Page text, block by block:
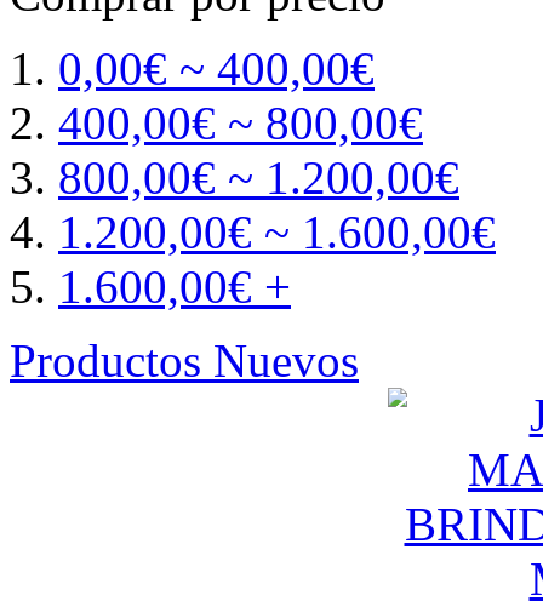
0,00€ ~ 400,00€
400,00€ ~ 800,00€
800,00€ ~ 1.200,00€
1.200,00€ ~ 1.600,00€
1.600,00€ +
Productos Nuevos